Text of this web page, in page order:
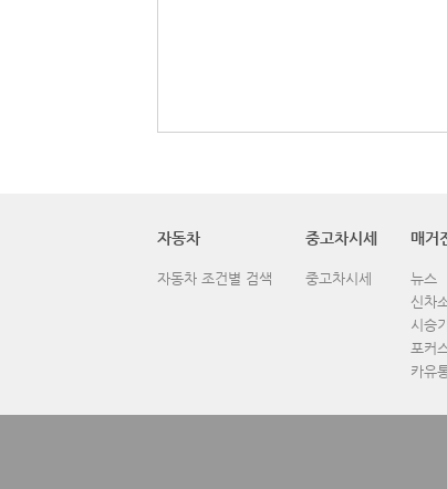
자동차
자동차 조건별 검색
중고차시세
중고차시세
매거
뉴스
신차
시승기
포커
카유